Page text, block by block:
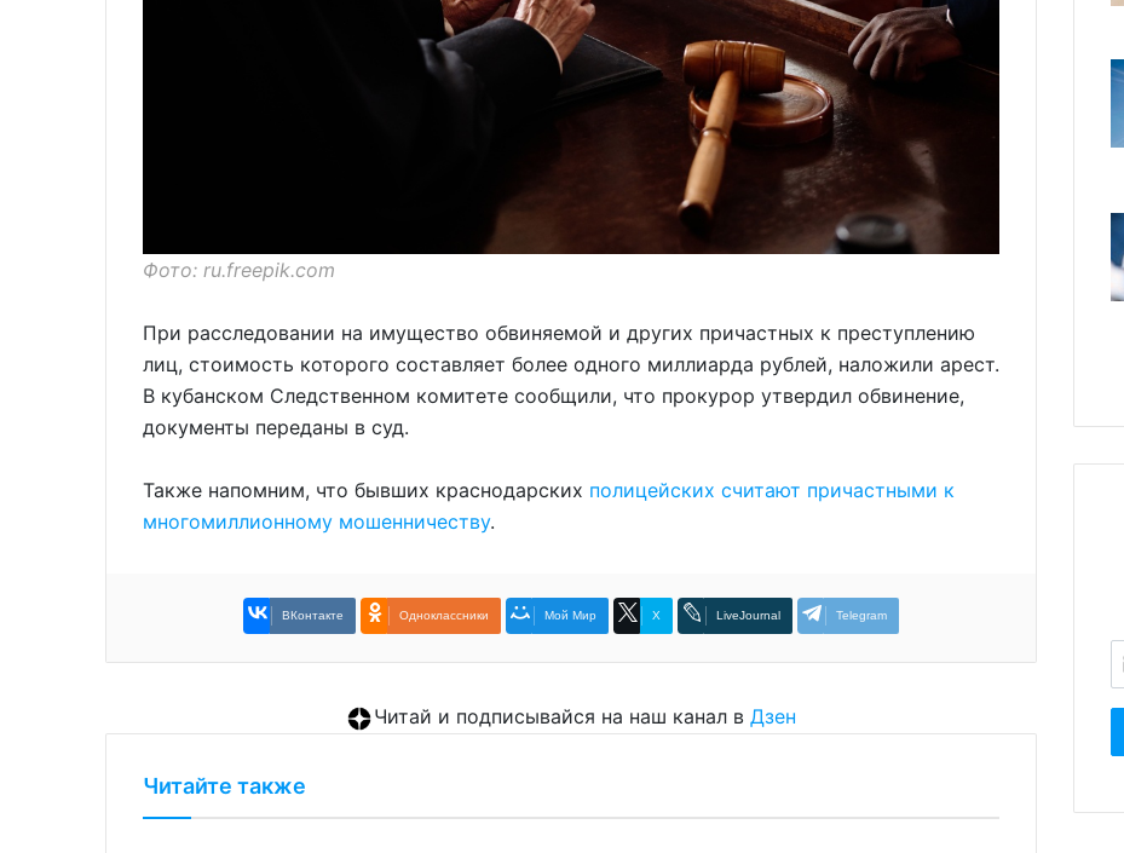
Фото: ru.freepik.com
При расследовании на имущество обвиняемой и других причастных к преступлению
лиц, стоимость которого составляет более одного миллиарда рублей, наложили арест.
В кубанском Следственном комитете сообщили, что прокурор утвердил обвинение,
документы переданы в суд.
Также напомним, что бывших краснодарских полицейских считают причастными к
многомиллионному мошенничеству.
ВКонтакте Одноклассники Мой Мир X LiveJournal Telegram
Читай и подписывайся на наш канал в Дзен
Читайте также